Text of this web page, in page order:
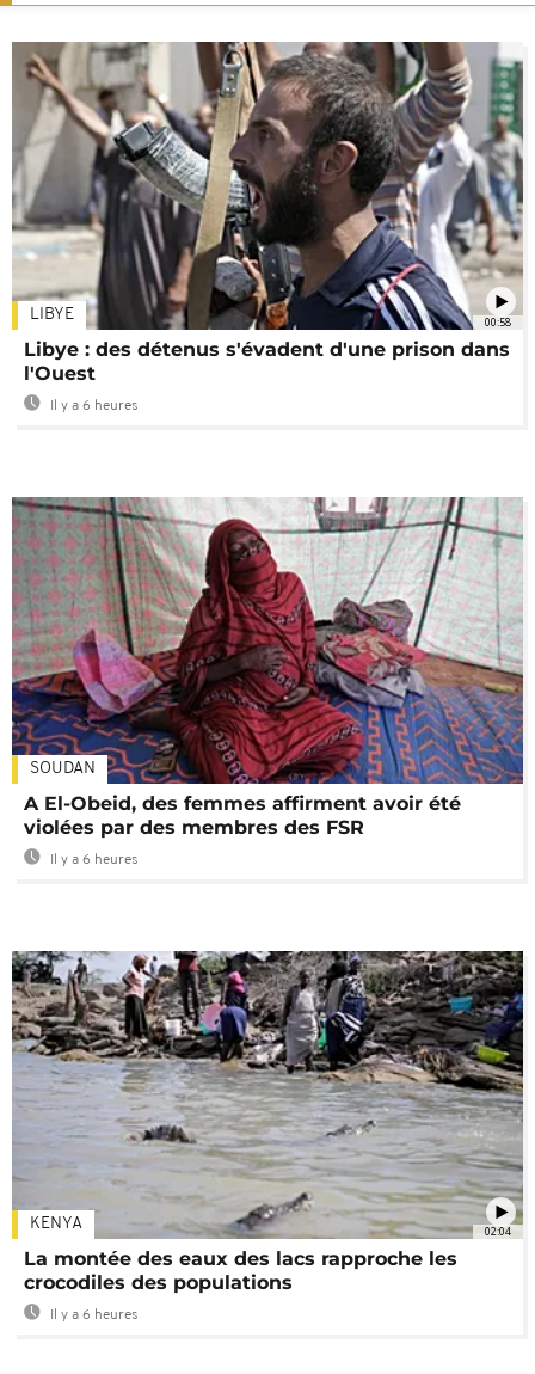
00:58
LIBYE
Libye : des détenus s'évadent d'une prison dans
l'Ouest
Il y a 6 heures
SOUDAN
A El-Obeid, des femmes affirment avoir été
violées par des membres des FSR
Il y a 6 heures
02:04
KENYA
La montée des eaux des lacs rapproche les
crocodiles des populations
Il y a 6 heures